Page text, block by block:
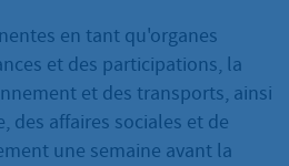
en tant qu'organes
et des participations, la
et des transports, ainsi
des affaires sociales et de
une semaine avant la